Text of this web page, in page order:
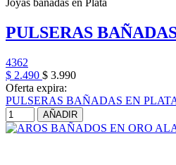
Joyas bañadas en Plata
PULSERAS
4362
$ 2.490 $ 3.990
Oferta expira:
PULSERAS BAÑADAS EN
AÑADIR